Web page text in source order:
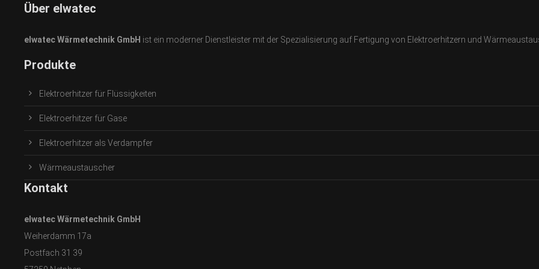
Über elwatec
elwatec Wärmetechnik GmbH ist ein moderner Dienstleister mit der Spezialisierung auf Fertigung von Elektroerhitzern und
Produkte
Elektroerhitzer für Flüssigkeiten
Elektroerhitzer für Gase
Elektroerhitzer als Verdampfer
Wärmeaustauscher
Kontakt
elwatec Wärmetechnik GmbH
Weiherdamm 17a
Postfach 31 39